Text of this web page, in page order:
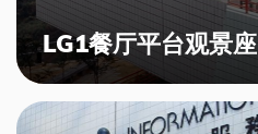
LG1餐厅平台观景座